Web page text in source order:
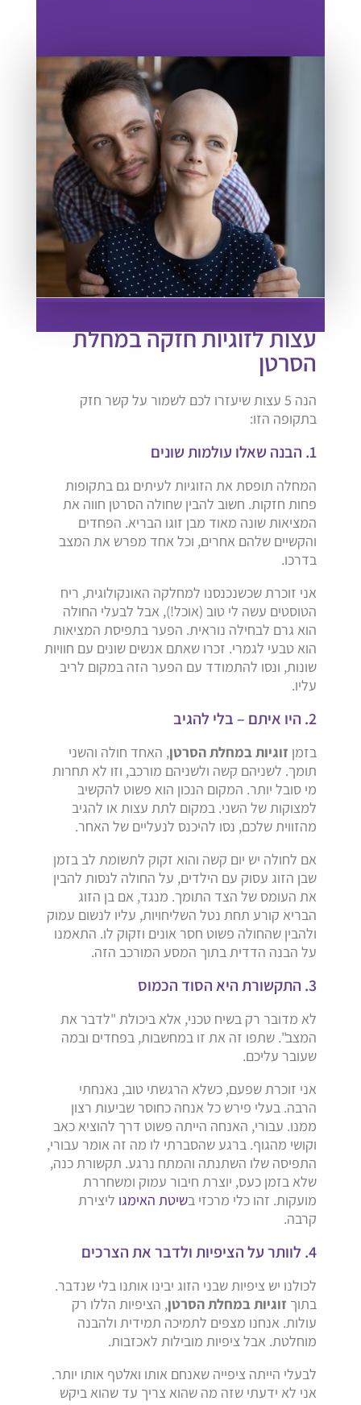
עצות לזוגיות חזקה במחלת
הסרטן
הנה 5 עצות שיעזרו לכם לשמור על קשר חזק
בתקופה הזו:
1. הבנה שאלו עולמות שונים
המחלה תופסת את הזוגיות לעיתים גם בתקופות
פחות חזקות. חשוב להבין שחולה הסרטן חווה את
המציאות שונה מאוד מבן זוגו הבריא. הפחדים
והקשיים שלהם אחרים, וכל אחד מפרש את המצב
בדרכו.
אני זוכרת שכשנכנסנו למחלקה האונקולוגית, ריח
הטוסטים עשה לי טוב (אוכל!), אבל לבעלי החולה
הוא גרם לבחילה נוראית. הפער בתפיסת המציאות
הוא טבעי לגמרי. זכרו שאתם אנשים שונים עם חוויות
שונות, ונסו להתמודד עם הפער הזה במקום לריב
עליו.
2. היו איתם – בלי להגיב
בזמן זוגיות במחלת הסרטן, האחד חולה והשני
תומך. לשניהם קשה ולשניהם מורכב, וזו לא תחרות
מי סובל יותר. המקום הנכון הוא פשוט להקשיב
למצוקות של השני. במקום לתת עצות או להגיב
מהזווית שלכם, נסו להיכנס לנעליים של האחר.
אם לחולה יש יום קשה והוא זקוק לתשומת לב בזמן
שבן הזוג עסוק עם הילדים, על החולה לנסות להבין
את העומס של הצד התומך. מנגד, אם בן הזוג
הבריא קורע תחת נטל השליחויות, עליו לנשום עמוק
ולהבין שהחולה פשוט חסר אונים וזקוק לו. התאמנו
על הבנה הדדית בתוך המסע המורכב הזה.
3. התקשורת היא הסוד הכמוס
לא מדובר רק בשיח טכני, אלא ביכולת "לדבר את
המצב". שתפו זה את זו במחשבות, בפחדים ובמה
שעובר עליכם.
אני זוכרת שפעם, כשלא הרגשתי טוב, נאנחתי
הרבה. בעלי פירש כל אנחה כחוסר שביעות רצון
ממנו. עבורי, האנחה הייתה פשוט דרך להוציא כאב
וקושי מהגוף. ברגע שהסברתי לו מה זה אומר עבורי,
התפיסה שלו השתנתה והמתח נרגע. תקשורת כנה,
שלא בזמן כעס, יוצרת חיבור עמוק ומשחררת
מועקות. זהו כלי מרכזי בשיטת האימגו ליצירת
קרבה.
4. לוותר על הציפיות ולדבר את הצרכים
לכולנו יש ציפיות שבני הזוג יבינו אותנו בלי שנדבר.
בתוך זוגיות במחלת הסרטן, הציפיות הללו רק
עולות. אנחנו מצפים לתמיכה תמידית ולהבנה
מוחלטת. אבל ציפיות מובילות לאכזבות.
לבעלי הייתה ציפייה שאנחם אותו ואלטף אותו יותר.
אני לא ידעתי שזה מה שהוא צריך עד שהוא ביקש